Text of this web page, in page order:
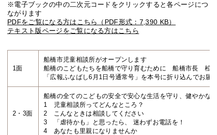
※電子ブックの中の二次元コードをクリックすると各ページにつ
ながります
PDFをご覧になる方はこちら（PDF形式：7,390 KB）
テキスト版ページをご覧になる方はこちら
1面
船橋市児童相談所がオープンします
船橋のこどもたちを船橋で守り育むために 船橋市長 松
「広報ふなばし6月1日号通常号」を本号に折り込んでお届
2・3面
船橋の全てのこどもの安全で安心な生活を守り、健やかな
1 児童相談所ってどんなところ？
2 こんなときは相談してください
3 「虐待かも」と思ったら、 迷わずお電話を！
4 あなたも里親になりませんか